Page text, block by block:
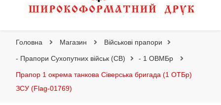
Головна Магазин Військові прапори
- Прапори Сухопутних військ (СВ) - 1 ОВМБр
Прапор 1 окрема танкова Сіверська бригада (1 ОТБр)
ЗСУ (Flag-01769)